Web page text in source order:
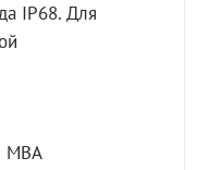
IP68. Для
МВА